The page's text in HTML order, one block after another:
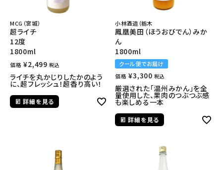
MCG（宮城）
超ライチ
12度
1800ml
価格 ¥2,499 税込
ライチを丸かじりしたかのよう
に、超フレッシュ！超香り高い！
詳細を見る
小林酒造（栃木
鳳凰美田（ほうおびでん）みか
ん
1800ml
クール便でお届け
価格 ¥3,300 税込
厳選された「温州みかん」を全
量使用した、果肉のつぶつぶ感
も楽しめる一本
詳細を見る